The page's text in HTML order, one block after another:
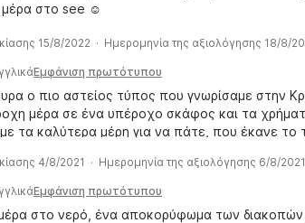
μέρα στο see ☺️
15/8/2022 · Ημερομηνία της αξιολόγησης 18/8/
Εμφάνιση πρωτότυπου
ο πιο αστείος τύπος που γνωρίσαμε στην
μέρα σε ένα υπέροχο σκάφος και τα
τα καλύτερα μέρη για να πάτε, που έκανε το
σκάφος ήταν ο καταδυτικός εξοπλισμός, ο
ήταν μεγάλο πρόβλημα για εμάς. Ευχαριστώ
4/8/2021 · Ημερομηνία της αξιολόγησης 6/8/2021
Εμφάνιση πρωτότυπου
στο νερό, ένα αποκορύφωμα των